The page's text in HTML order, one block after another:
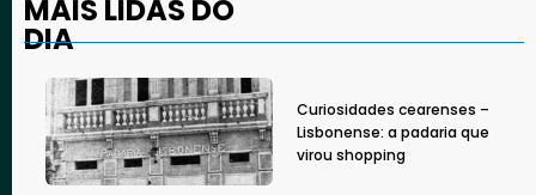
MAIS LIDAS DO
DIA
Curiosidades cearenses –
Lisbonense: a padaria que
virou shopping